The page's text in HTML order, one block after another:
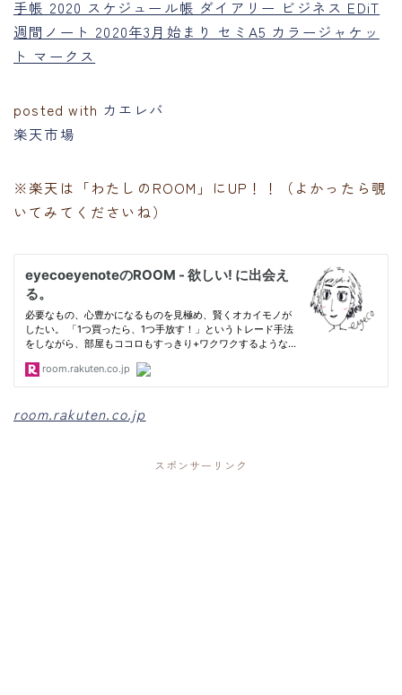
手帳 2020 スケジュール帳 ダイアリー ビジネス EDiT
週間ノート 2020年3月始まり セミA5 カラージャケッ
ト マークス
posted with カエレバ
楽天市場
※楽天は「わたしのROOM」にUP！！（よかったら覗
いてみてくださいね）
room.rakuten.co.jp
スポンサーリンク